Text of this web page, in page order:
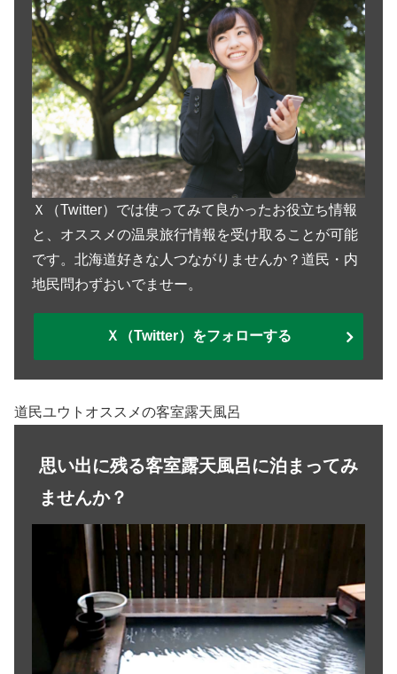
Ｘ（Twitter）では使ってみて良かったお役立ち情報
と、オススメの温泉旅行情報を受け取ることが可能
です。北海道好きな人つながりませんか？道民・内
地民問わずおいでませー。
Ｘ（Twitter）をフォローする
道民ユウトオススメの客室露天風呂
思い出に残る客室露天風呂に泊まってみ
ませんか？